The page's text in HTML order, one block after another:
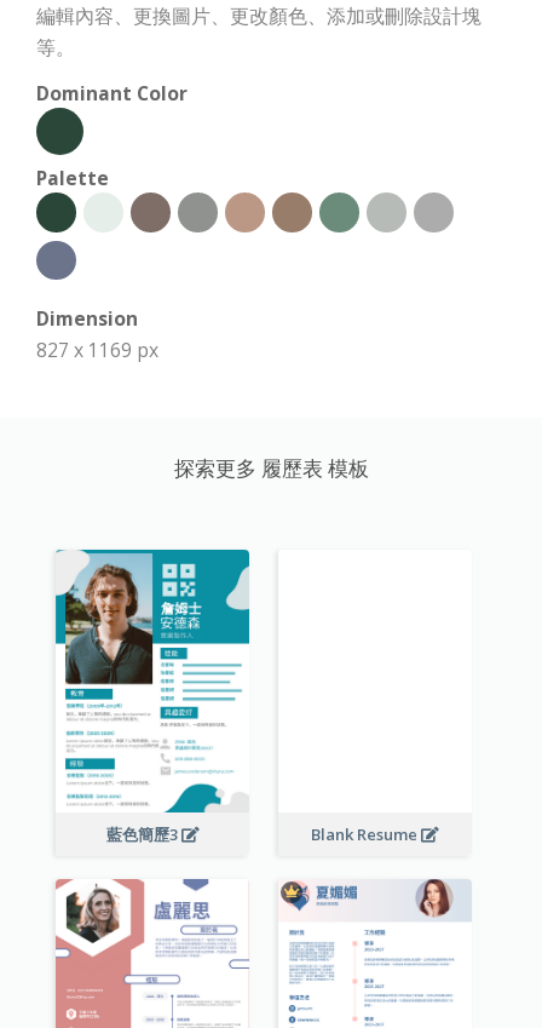
編輯內容、更換圖片、更改顏色、添加或刪除設計塊
等。
Dominant Color
Palette
Dimension
827 x 1169 px
探索更多 履歷表 模板
藍色簡歷3 Blank Resume